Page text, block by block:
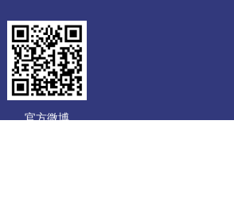
官方微博